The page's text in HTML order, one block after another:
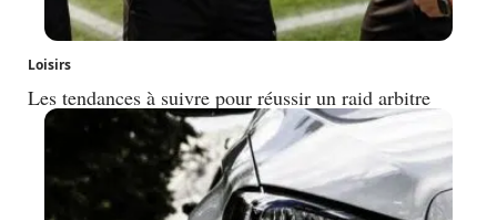
Loisirs
Les tendances à suivre pour réussir un raid arbitre